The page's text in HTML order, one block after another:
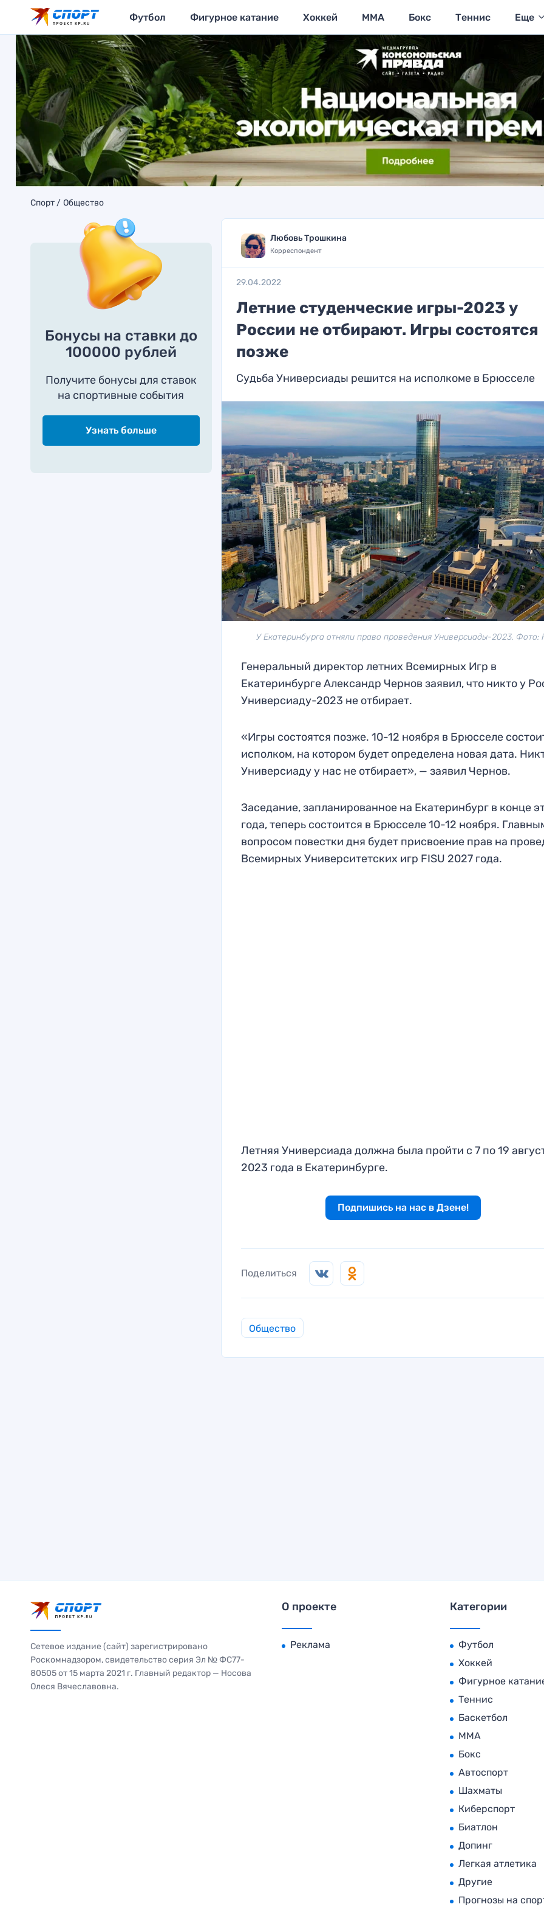
Футбол Фигурное катание Хоккей MMA Бокс Теннис Еще
Спорт Общество
Бонусы на ставки до
100000 рублей
Получите бонусы для ставок
на спортивные события
Узнать больше
Любовь Трошкина
Корреспондент
29.04.2022
Летние студенческие игры-2023 у
России не отбирают. Игры состоятся
позже
Судьба Универсиады решится на исполкоме в Брюсселе
У Екатеринбурга отняли право проведения Универсиады-2023. Фото:
Генеральный директор летних Всемирных Игр в
Екатеринбурге Александр Чернов заявил, что никто у
Универсиаду-2023 не отбирает.
«Игры состоятся позже. 10-12 ноября в Брюсселе
исполком, на котором будет определена новая дата.
Универсиаду у нас не отбирает», — заявил Чернов.
Заседание, запланированное на Екатеринбург в конце
года, теперь состоится в Брюсселе 10-12 ноября.
вопросом повестки дня будет присвоение прав на
Всемирных Университетских игр FISU 2027 года.
Летняя Универсиада должна была пройти с 7 по 19
2023 года в Екатеринбурге.
Подпишись на нас в Дзене!
Поделиться
Общество
Сетевое издание (сайт) зарегистрировано
Роскомнадзором, свидетельство серия Эл № ФС77-
80505 от 15 марта 2021 г. Главный редактор — Носова
Олеся Вячеславовна.
О проекте
Реклама
Категории
Футбол
Хоккей
Фигурное
Теннис
Баскетбол
MMA
Бокс
Автоспорт
Шахматы
Киберспорт
Биатлон
Допинг
Легкая атлетика
Другие
Прогнозы на